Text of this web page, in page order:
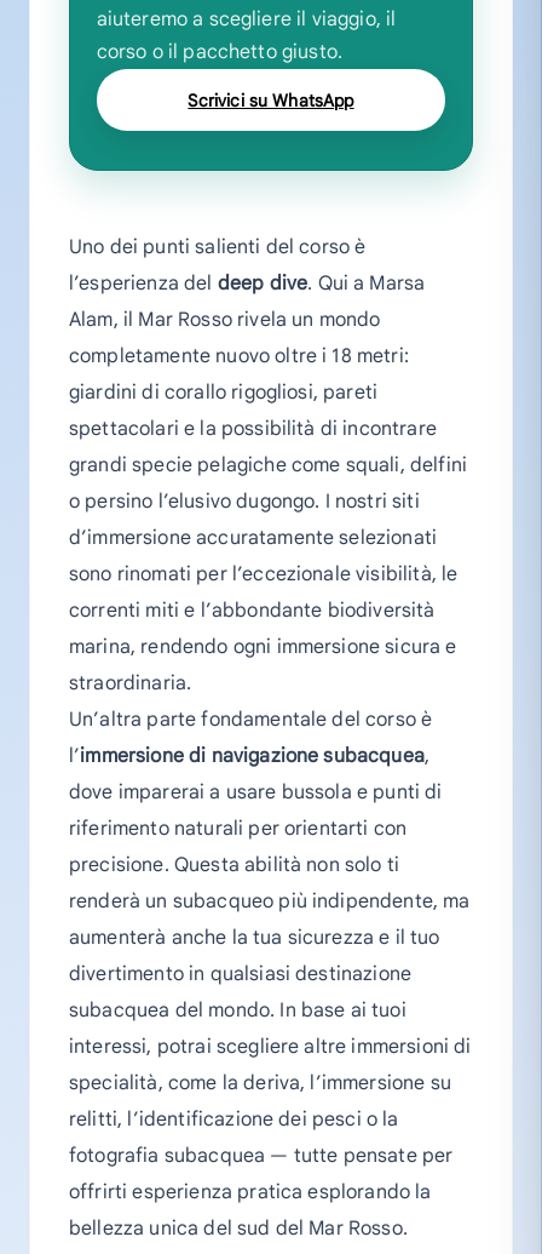
aiuteremo a scegliere il viaggio, il
corso o il pacchetto giusto.
Scrivici su WhatsApp
Uno dei punti salienti del corso è
l’esperienza del deep dive. Qui a Marsa
Alam, il Mar Rosso rivela un mondo
completamente nuovo oltre i 18 metri:
giardini di corallo rigogliosi, pareti
spettacolari e la possibilità di incontrare
grandi specie pelagiche come squali, delfini
o persino l’elusivo dugongo. I nostri siti
d’immersione accuratamente selezionati
sono rinomati per l’eccezionale visibilità, le
correnti miti e l’abbondante biodiversità
marina, rendendo ogni immersione sicura e
straordinaria.
Un’altra parte fondamentale del corso è
l’immersione di navigazione subacquea,
dove imparerai a usare bussola e punti di
riferimento naturali per orientarti con
precisione. Questa abilità non solo ti
renderà un subacqueo più indipendente, ma
aumenterà anche la tua sicurezza e il tuo
divertimento in qualsiasi destinazione
subacquea del mondo. In base ai tuoi
interessi, potrai scegliere altre immersioni di
specialità, come la deriva, l’immersione su
relitti, l’identificazione dei pesci o la
fotografia subacquea — tutte pensate per
offrirti esperienza pratica esplorando la
bellezza unica del sud del Mar Rosso.